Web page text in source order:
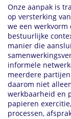
Onze aanpak is
op versterking
we een
bestuurlijke
manier die
informele
meerdere
daarom niet
werkbaarheid en
papieren
processen,